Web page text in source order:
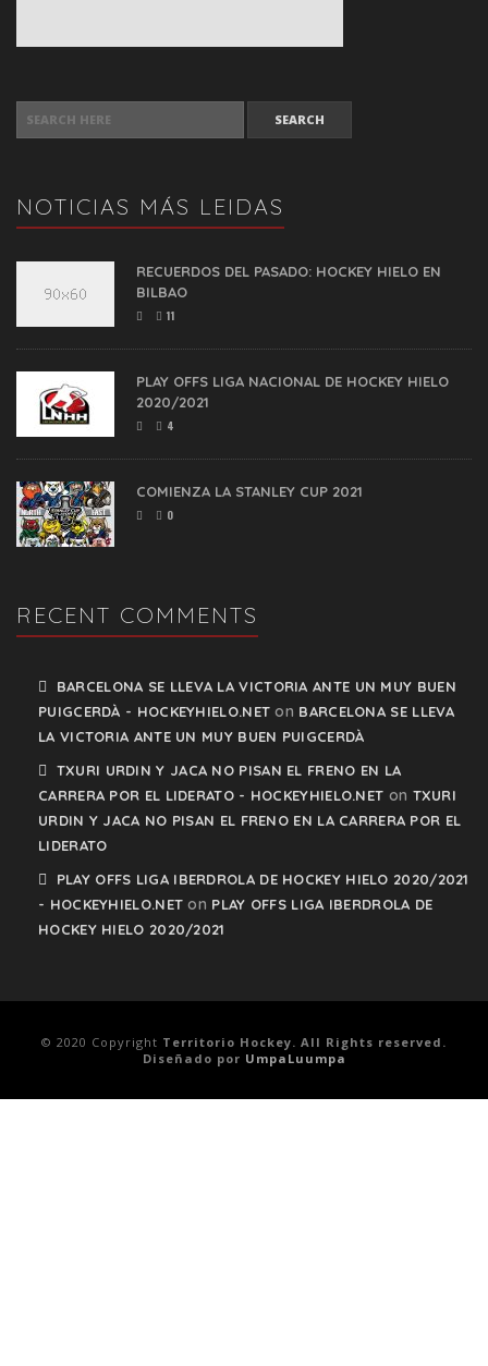
NOTICIAS MÁS LEIDAS
RECUERDOS DEL PASADO: HOCKEY HIELO EN
BILBAO
11
PLAY OFFS LIGA NACIONAL DE HOCKEY HIELO
2020/2021
4
COMIENZA LA STANLEY CUP 2021
0
RECENT COMMENTS
BARCELONA SE LLEVA LA VICTORIA ANTE UN MUY BUEN
PUIGCERDÀ - HOCKEYHIELO.NET on BARCELONA SE LLEVA
LA VICTORIA ANTE UN MUY BUEN PUIGCERDÀ
TXURI URDIN Y JACA NO PISAN EL FRENO EN LA
CARRERA POR EL LIDERATO - HOCKEYHIELO.NET on TXURI
URDIN Y JACA NO PISAN EL FRENO EN LA CARRERA POR EL
LIDERATO
PLAY OFFS LIGA IBERDROLA DE HOCKEY HIELO 2020/2021
- HOCKEYHIELO.NET on PLAY OFFS LIGA IBERDROLA DE
HOCKEY HIELO 2020/2021
© 2020 Copyright Territorio Hockey. All Rights reserved.
Diseñado por UmpaLuumpa